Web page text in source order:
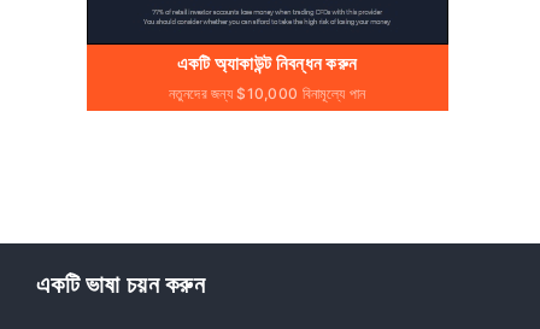
একটি অ্যাকাউন্ট নিবন্ধন করুন
নতুনদের জন্য $10,000 বিনামূল্যে পান
একটি ভাষা চয়ন করুন